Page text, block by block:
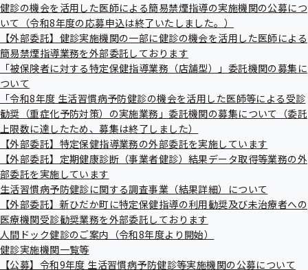
出
先
一
覧
サ
メ
ニ
ュ
健
導
案
の
サ
ュ
健診の機会を活用した医師による簡易禁煙指導の実施機関の公募につ
いて（令和8年度の応募申込は終了いたしました。）
【外部委託】健診実施機関の一部に健診の機会を活用した医師による
簡易禁煙指導業務を外部委託しております
「被保険者に対する特定保健指導業務（店舗型）」委託機関の募集に
ついて
「令和8年度 生活習慣病予防健診の機会を活用した医師等による受診
勧奨（重症化予防対策）の実施業務」委託機関の募集について（委託
上限数に達したため、募集は終了しました）
【外部委託】特定保健指導業務の外部委託を実施しています
【外部委託】定期健康診断（事業者健診）結果データ取得等業務の外
部委託を実施しています
生活習慣病予防健診に関する調査事業（結果詳細）について
【外部委託】新ひだか町に特定保健指導の利用勧奨及び未治療者への
医療機関受診勧奨業務を外部委託しております
人間ドック健診のご案内（令和8年度より開始）
健診実施機関一覧等
【公募】令和9年度 生活習慣病予防健診等実施機関の公募について
特定保健指導実施機関一覧（ご本人さま）
特定健診実施機関一覧（ご家族さま）
特定保健指導実施機関一覧（ご家族さま）
令和8年度人間ドック健診実施機関一覧